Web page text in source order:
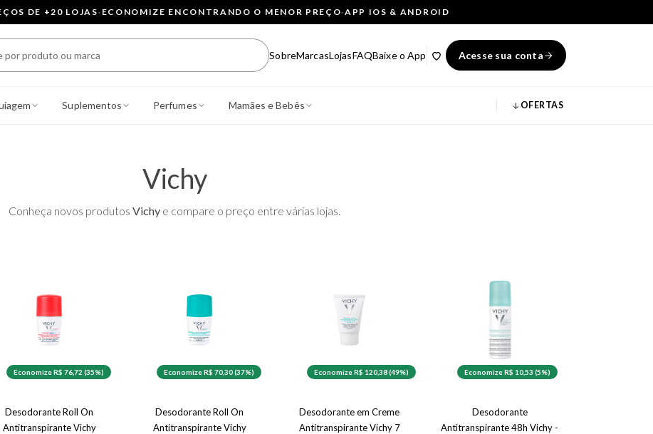
DE +20 LOJAS· ECONOMIZE ENCONTRANDO O MENOR PREÇO·APP IOS & ANDROID
SobreMarcasLojasFAQBaixe o App Acesse sua conta
Suplementos Perfumes Mamães e Bebês OFERTAS
Vichy
Conheça novos produtos Vichy e compare o preço entre várias lojas.
Economize R$ 76,72 (35%)
Desodorante Roll On
Antitranspirante Vichy
Economize R$ 70,30 (37%)
Desodorante Roll On
Antitranspirante Vichy
Economize R$ 120,38 (49%)
Desodorante em Creme
Antitranspirante Vichy 7
Economize R$ 10,53 (5%)
Desodorante
Antitranspirante 48h Vichy -